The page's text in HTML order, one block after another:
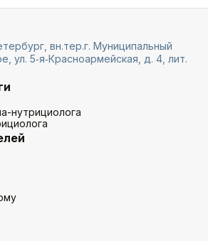
вн.тер.г. Муниципальный
ул. 5‑я‑Красноармейская, д. 4, лит.
нутрициолога